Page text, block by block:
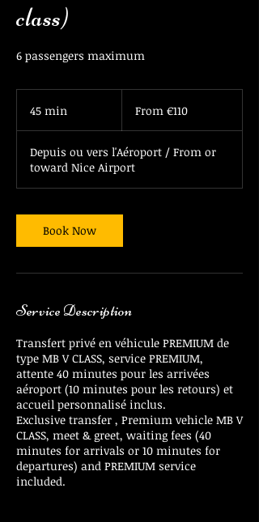
class)
6 passengers maximum
45 min
i
n
eurosFrom €110
Depuis ou vers l'Aéroport / From or
toward Nice Airport
Book Now
Service Description
Transfert privé en véhicule PREMIUM de
type MB V CLASS, service PREMIUM,
attente 40 minutes pour les arrivées
aéroport (10 minutes pour les retours) et
accueil personnalisé inclus.
Exclusive transfer , Premium vehicle MB V
CLASS, meet & greet, waiting fees (40
minutes for arrivals or 10 minutes for
departures) and PREMIUM service
included.